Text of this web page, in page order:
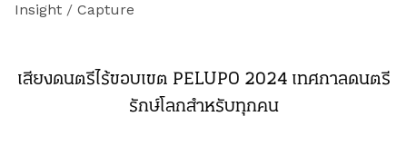
Insight / Capture
เสียงดนตรีไร้ขอบเขต PELUPO 2024 เทศกาลดนตรี
รักษ์โลกสำหรับทุกคน